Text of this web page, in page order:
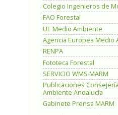
Colegio Ingenieros de
FAO Forestal
UE Medio Ambiente
Agencia Europea Medio
RENPA
Fototeca Forestal
SERVICIO WMS MARM
Publicaciones
Ambiente Andalucía
Gabinete Prensa MARM